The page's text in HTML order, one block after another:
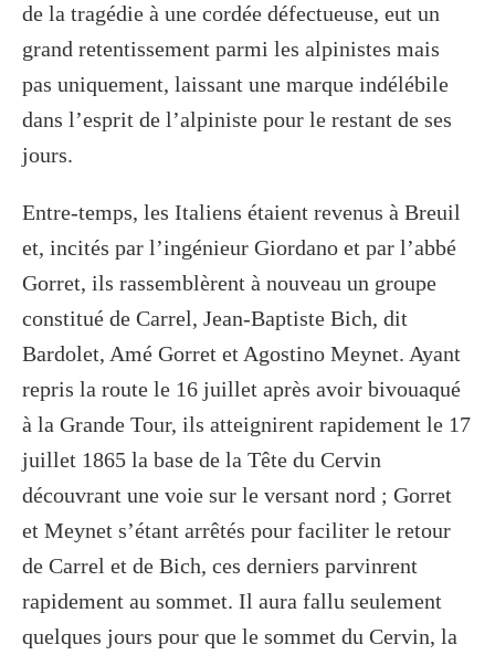
de la tragédie à une cordée défectueuse, eut un
grand retentissement parmi les alpinistes mais
pas uniquement, laissant une marque indélébile
dans l’esprit de l’alpiniste pour le restant de ses
jours.
Entre-temps, les Italiens étaient revenus à Breuil
et, incités par l’ingénieur Giordano et par l’abbé
Gorret, ils rassemblèrent à nouveau un groupe
constitué de Carrel, Jean-Baptiste Bich, dit
Bardolet, Amé Gorret et Agostino Meynet. Ayant
repris la route le 16 juillet après avoir bivouaqué
à la Grande Tour, ils atteignirent rapidement le 17
juillet 1865 la base de la Tête du Cervin
découvrant une voie sur le versant nord ; Gorret
et Meynet s’étant arrêtés pour faciliter le retour
de Carrel et de Bich, ces derniers parvinrent
rapidement au sommet. Il aura fallu seulement
quelques jours pour que le sommet du Cervin, la